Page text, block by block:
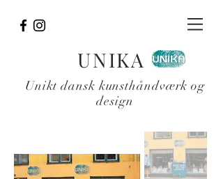
UNIKA
Unikt dansk kunsthåndværk og
design